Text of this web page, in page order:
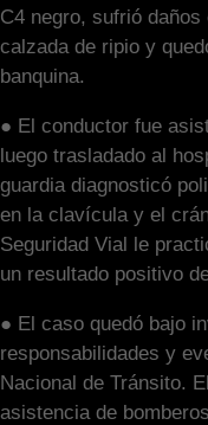
C4 negro, sufrió
calzada de ripio y
banquina.
● El conductor fue
luego trasladado al
guardia diagnosticó
en la clavícula y el
Seguridad Vial le
un resultado positivo
● El caso quedó bajo
responsabilidades y
Nacional de Tránsito.
asistencia de